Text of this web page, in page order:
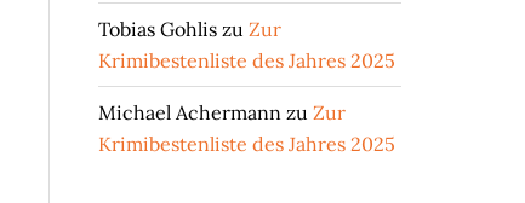
Tobias Gohlis zu Zur
Krimibestenliste des Jahres 2025
Michael Achermann zu Zur
Krimibestenliste des Jahres 2025